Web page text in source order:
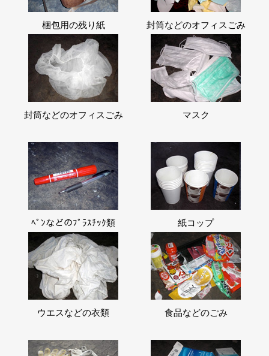
梱包用の残り紙 封筒などのオフィスごみ
封筒などのオフィスごみ マスク
ﾍﾟﾝなどのﾌﾟﾗｽﾁｯｸ類 紙コップ
ウエスなどの衣類 食品などのごみ